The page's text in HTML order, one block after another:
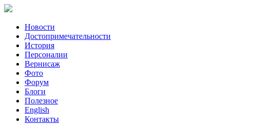
Новости
Достопримечательности
История
Персоналии
Вернисаж
Фото
Форум
Блоги
Полезное
English
Контакты